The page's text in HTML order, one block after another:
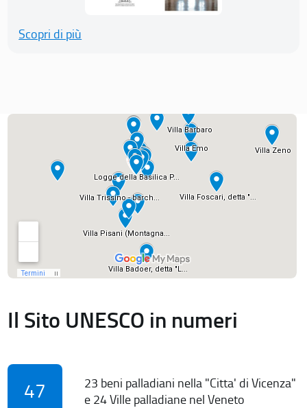
Scopri di più
Il Sito UNESCO in numeri
47
23 beni palladiani nella "Citta' di Vicenza"
e 24 Ville palladiane nel Veneto